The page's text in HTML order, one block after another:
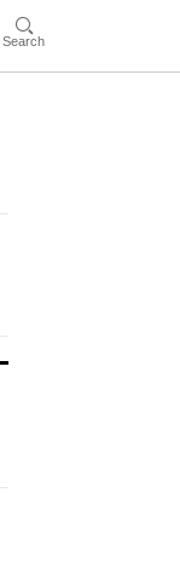
Search